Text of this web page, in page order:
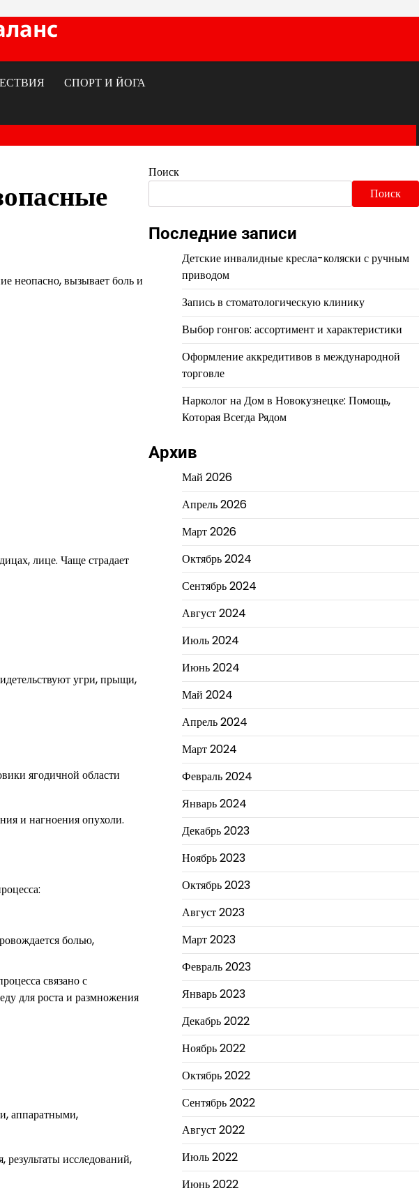
СПОРТ И ЙОГА
неопасно, вызывает боль и
лице. Чаще страдает
угри, прыщи,
ягодичной области
и нагноения опухоли.
болью,
связано с
для роста и размножения
аппаратными,
исследований,
Поиск
Поиск
Последние записи
Детские инвалидные кресла-коляски с ручным
приводом
Запись в стоматологическую клинику
Выбор гонгов: ассортимент и характеристики
Оформление аккредитивов в международной
торговле
Нарколог на Дом в Новокузнецке: Помощь,
Которая Всегда Рядом
Архив
Май 2026
Апрель 2026
Март 2026
Октябрь 2024
Сентябрь 2024
Август 2024
Июль 2024
Июнь 2024
Май 2024
Апрель 2024
Март 2024
Февраль 2024
Январь 2024
Декабрь 2023
Ноябрь 2023
Октябрь 2023
Август 2023
Март 2023
Февраль 2023
Январь 2023
Декабрь 2022
Ноябрь 2022
Октябрь 2022
Сентябрь 2022
Август 2022
Июль 2022
Июнь 2022